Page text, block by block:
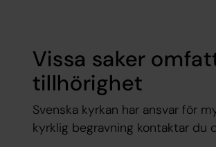
Vissa saker
tillhörighet
Svenska kyrkan har ansvar för
kyrklig begravning kontaktar du